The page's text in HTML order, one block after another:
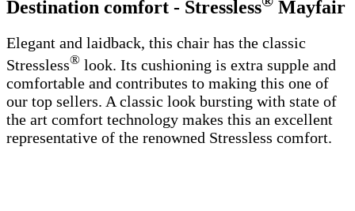
Destination comfort - Stressless Mayfair
Elegant and laidback, this chair has the classic
Stressless® look. Its cushioning is extra supple and
comfortable and contributes to making this one of
our top sellers. A classic look bursting with state of
the art comfort technology makes this an excellent
representative of the renowned Stressless comfort.